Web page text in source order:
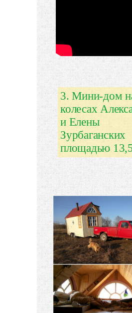
3. Мини-дом
колесах
и Елены
Зурбаганских
площадью